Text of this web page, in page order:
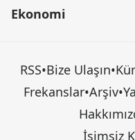
Ekonomi
RSS•Bize Ulaşın•
Frekanslar•Arşiv•
İsimsiz